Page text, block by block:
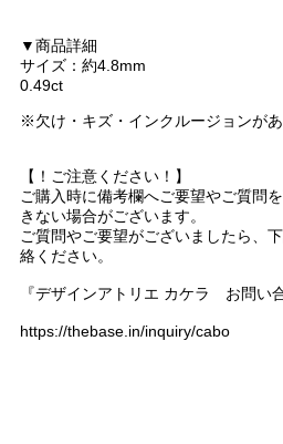
▼商品詳細
サイズ：約4.8mm
0.49ct
※欠け・キズ・インクルージョンがあ
【！ご注意ください！】
ご購入時に備考欄へご要望やご質問
きない場合がございます。
ご質問やご要望がございましたら、
絡ください。
『デザインアトリエ カケラ お問い
https://thebase.in/inquiry/cabo